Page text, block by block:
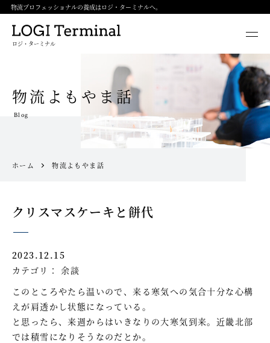
物流プロフェッショナルの養成はロジ・ターミナルへ。
ロジ・ターミナル
物流よもやま話
Blog
ホーム 物流よもやま話
クリスマスケーキと餅代
2023.12.15
カテゴリ： 余談
このところやたら温いので、来る寒気への気合十分な心構
えが肩透かし状態になっている。
と思ったら、来週からはいきなりの大寒気到来。近畿北部
では積雪になりそうなのだとか。